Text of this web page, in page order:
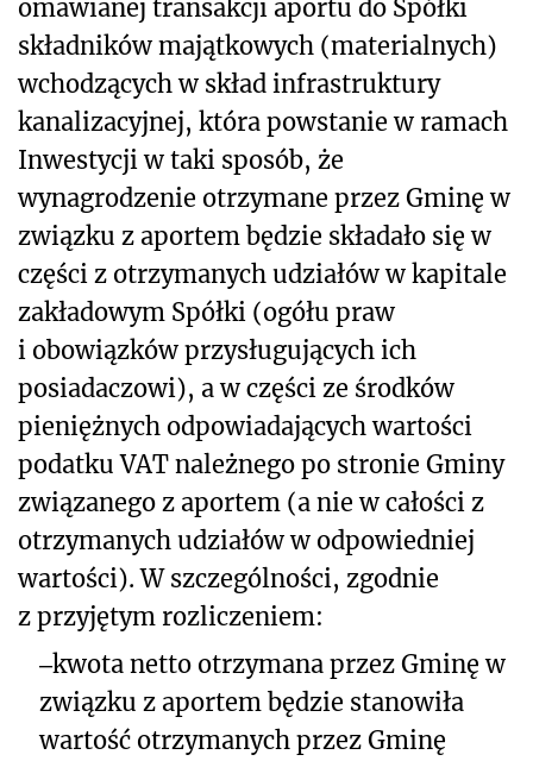
omawianej transakcji aportu do Spółki
składników majątkowych (materialnych)
wchodzących w skład infrastruktury
kanalizacyjnej, która powstanie w ramach
Inwestycji w taki sposób, że
wynagrodzenie otrzymane przez Gminę w
związku z aportem będzie składało się w
części z otrzymanych udziałów w kapitale
zakładowym Spółki (ogółu praw
i obowiązków przysługujących ich
posiadaczowi), a w części ze środków
pieniężnych odpowiadających wartości
podatku VAT należnego po stronie Gminy
związanego z aportem (a nie w całości z
otrzymanych udziałów w odpowiedniej
wartości). W szczególności, zgodnie
z przyjętym rozliczeniem:
‒kwota netto otrzymana przez Gminę w
związku z aportem będzie stanowiła
wartość otrzymanych przez Gminę